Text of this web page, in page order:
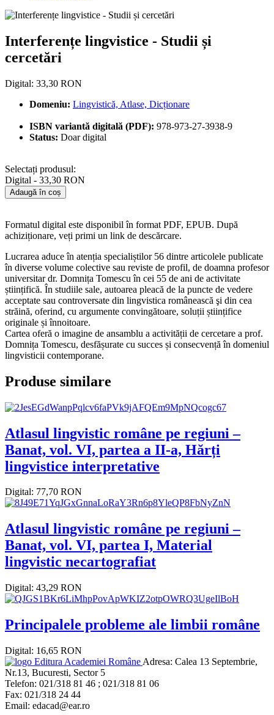
Interferențe lingvistice - Studii
Interferențe lingvistice - Studii și
cercetări
Digital: 33,30 RON
Domeniu: Lingvistică, Atlase, Dicționare
ISBN variantă digitală (PDF): 978-973-27-3938-9
Status: Doar digital
Selectați produsul:
Digital - 33,30 RON
Adaugă în coș
Formatul digital este disponibil în format PDF, EPUB. După
achiziționare, veți primi un link de descărcare.
Lucrarea aduce în atenția specialiștilor 56 dintre articolele publicate
în diverse volume colective sau reviste de profil, de doamna profesor
universitar dr. Domnița Tomescu în cei 55 de ani de activitate
științifică. În studiile sale, autoarea pleacă de la puncte de vedere
acceptate sau controversate din lingvistica românească şi din cea
străină, oferind, cu argumente convingătoare, soluții științifice
originale și înnoitoare.
Cartea oferă o imagine de ansamblu a activității de cercetare a prof.
Domnița Tomescu, desfășurate cu succes și consecvență în domeniul
lingvisticii contemporane.
Produse similare
Atlasul lingvistic române pe regiuni –
Banat, vol. VI, partea a II-a, Hărți
lingvistice interpretative
Digital: 77,70 RON
Atlasul lingvistic române pe regiuni –
Banat, vol. VI, partea I, Material
lingvistic necartografiat
Digital: 43,29 RON
Principalele probleme ale limbii române
Digital: 16,65 RON
Editura Academiei Române Adresa: Calea 13 Septembrie,
Nr.13, Bucuresti, Sector 5
Telefon: 021/318 81 46 ; 021/318 81 06
Fax: 021/318 24 44
Email: edacad@ear.ro